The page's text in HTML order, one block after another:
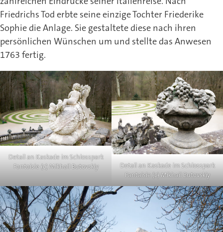
Friedrichs Tod erbte seine einzige Tochter Friederike
Sophie die Anlage. Sie gestaltete diese nach ihren
persönlichen Wünschen um und stellte das Anwesen
1763 fertig.
Detail an Kaskade im Schlosspark
Fantaisie (c) Mikhail Butovskiy
Detail an Kaskade im Schlosspark
Fantaisie (c) Mikhail Butovskiy